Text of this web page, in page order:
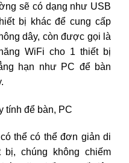
sẽ có dạng như USB
bị khác để cung cấp
dây, còn được gọi là
WiFi cho 1 thiết bị
hạn như PC để bàn
tính để bàn, PC
thể có thể đơn giản di
chúng không chiếm